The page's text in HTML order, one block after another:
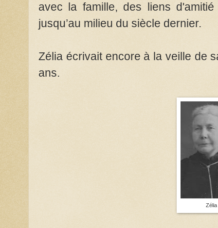
avec la famille, des liens
jusqu’au milieu du siècle dernier.
Zélia écrivait encore à la veille de
ans.
Zélia